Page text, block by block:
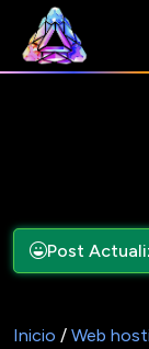
Post
Inicio / Web